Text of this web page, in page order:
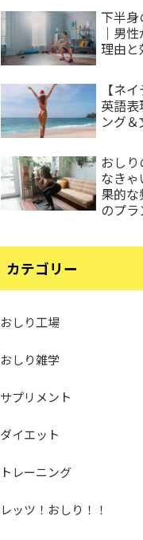
下半身
｜男
理由と
【ネ
英語
ング
おし
なき
果的
のプラ
カテゴリー
おしり工場
おしり雑学
サプリメント
ダイエット
トレーニング
レッツ！おしり！！